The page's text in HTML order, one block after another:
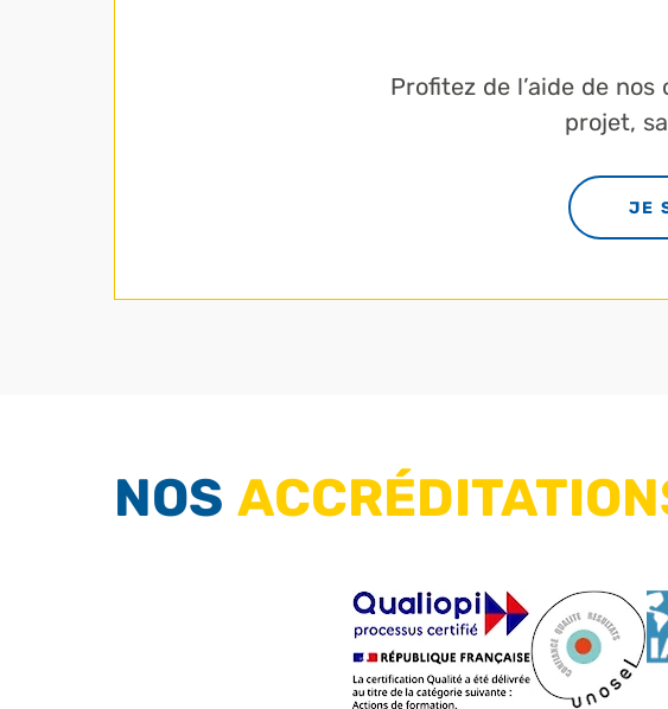
Profitez de l’aide de
projet,
JE
NOS